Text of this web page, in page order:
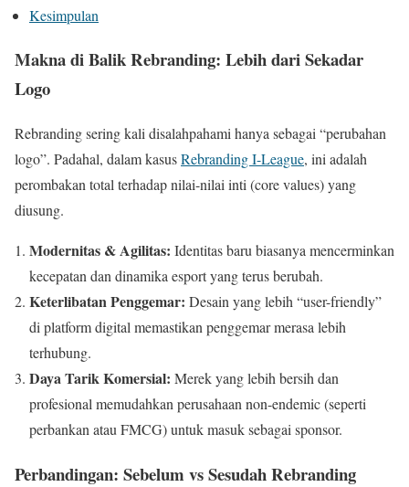
Kesimpulan
Makna di Balik Rebranding: Lebih dari Sekadar
Logo
Rebranding sering kali disalahpahami hanya sebagai “perubahan
logo”. Padahal, dalam kasusRebranding I-League, ini adalah
perombakan total terhadap nilai-nilai inti (core values) yang
diusung.
Modernitas & Agilitas: Identitas baru biasanya mencerminkan
kecepatan dan dinamika esport yang terus berubah.
Keterlibatan Penggemar: Desain yang lebih “user-friendly”
di platform digital memastikan penggemar merasa lebih
terhubung.
Daya Tarik Komersial: Merek yang lebih bersih dan
profesional memudahkan perusahaan non-endemic (seperti
perbankan atau FMCG) untuk masuk sebagai sponsor.
Perbandingan: Sebelum vs Sesudah Rebranding